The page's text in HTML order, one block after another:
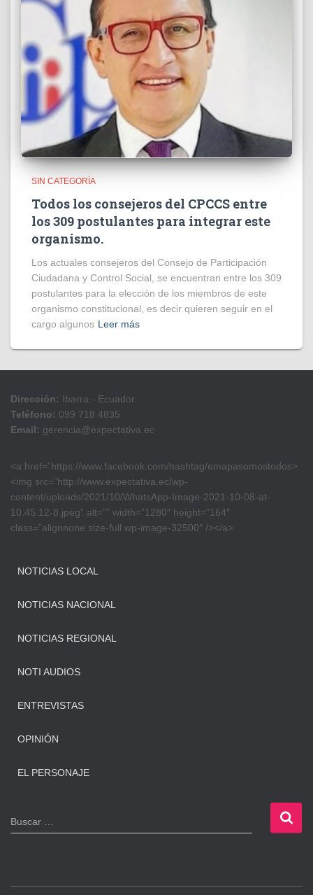
SIN CATEGORÍA
Todos los consejeros del CPCCS entre
los 309 postulantes para integrar este
organismo.
Los actuales consejeros del Consejo de Participación
Ciudadana y Control Social, se encuentran entre los 309
postulantes para la elección de los miembros de este
organismo constitucional, es decir quieren seguir en el
cargo algunos Leer más
Dirección: Ibarra - Ecuador
Teléfono: 099 718 4835
Email: gerencia@expectativa.ec
<a href=”https://www.facebook.com/hashtag/emapasomostodos>
<img src=”http://www.expectativa.ec/wp-
content/uploads/2021/10/WhatsApp-Image-2021-10-08-at-
10.45.12-8.jpeg” alt=”” width=”1280″ height=”164″
class=”alignnone size-full wp-image-32500″ /></a>
NOTICIAS LOCAL
NOTICIAS NACIONAL
NOTICIAS REGIONAL
NOTI AUDIOS
ENTREVISTAS
OPINIÓN
EL PERSONAJE
B
u
Buscar …